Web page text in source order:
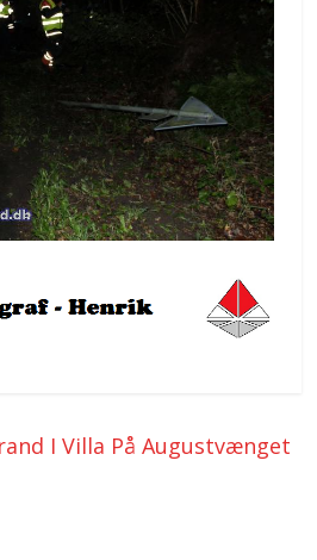
I Villa På Augustvænget